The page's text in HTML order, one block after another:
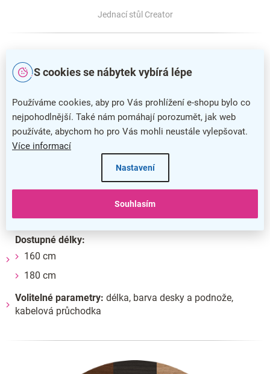
S cookies se nábytek vybírá lépe
Používáme cookies, aby pro Vás prohlížení e-shopu bylo co
nejpohodlnější. Také nám pomáhají porozumět, jak web
používáte, abychom ho pro Vás mohli neustále vylepšovat.
Více informací
Nastavení
Souhlasím
Jednací stůl Creator
Jednací stůl Creator, rohová podnož U
Jednací stoly Creator se svým designem velmi podobají
kombinovat. Elegantní spojení dřevěné desky s kovovou
podnoží vytváří moderní celek, který vaší zasedačce dodá na
stylu.
Profil podnože:80 × 20 mm
Dostupné délky:
160 cm
180 cm
Volitelné parametry: délka, barva desky a podnože,
kabelová průchodka